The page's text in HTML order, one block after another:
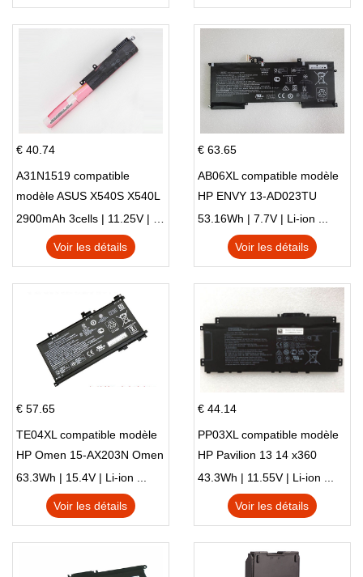
€ 40.74
A31N1519 compatible
modèle ASUS X540S X540L
X540LA-SI302 X540SA
X540S
2900mAh 3cells | 11.25V | Li-ion ...
Voir les détails
€ 63.65
AB06XL compatible modèle
HP ENVY 13-AD023TU
HSTNN-DB8C 921438-855
TPN-I128
53.16Wh | 7.7V | Li-ion ...
Voir les détails
€ 57.65
TE04XL compatible modèle
HP Omen 15-AX203N Omen
15 Series Pavilion 15 Series
63.3Wh | 15.4V | Li-ion ...
Voir les détails
€ 44.14
PP03XL compatible modèle
HP Pavilion 13 14 x360
L83388-AC1 L83388-421
HSTNN-LB8S M01118-421
M01144-005 13-BB 14-DV
43.3Wh | 11.55V | Li-ion ...
Voir les détails